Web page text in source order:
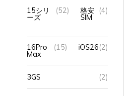
15シリ
ーズ
(52) 格安
SIM
(4)
16Pro
Max
(15) iOS26 (2)
3GS (2)